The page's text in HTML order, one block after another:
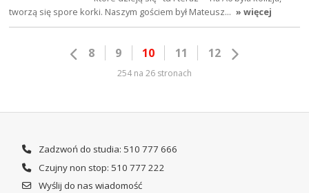
tworzą się spore korki. Naszym gościem był Mateusz… » więcej
8 9 10 11 12
254 na 26 stronach
Zadzwoń do studia: 510 777 666
Czujny non stop: 510 777 222
Wyślij do nas wiadomość